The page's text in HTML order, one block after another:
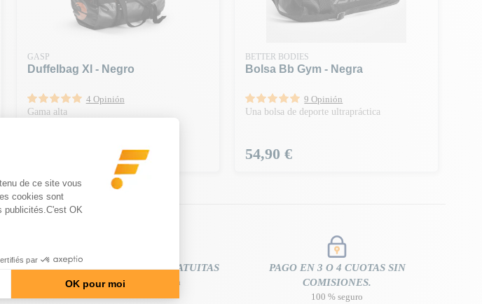
GASP
Duffelbag Xl - Negro
4 Opinión
Gama alta
BETTER BODIES
Bolsa Bb Gym - Negra
9 Opinión
Una bolsa de deporte ultrapráctica
Precio
54,90 €
DEVOLUCIONES FÁCILES Y GRATUITAS
14 días para cambiar de opinión
PAGO EN 3 O 4 CUOTAS SIN
COMISIONES.
100 % seguro